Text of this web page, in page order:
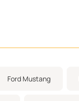
Ford Mustang